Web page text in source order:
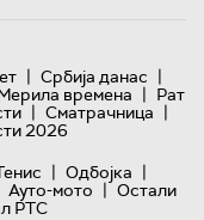
| Србија данас |
времена | Рат
| Сматрачница |
2026
| Одбојка |
Ауто-мото | Остали
РТС